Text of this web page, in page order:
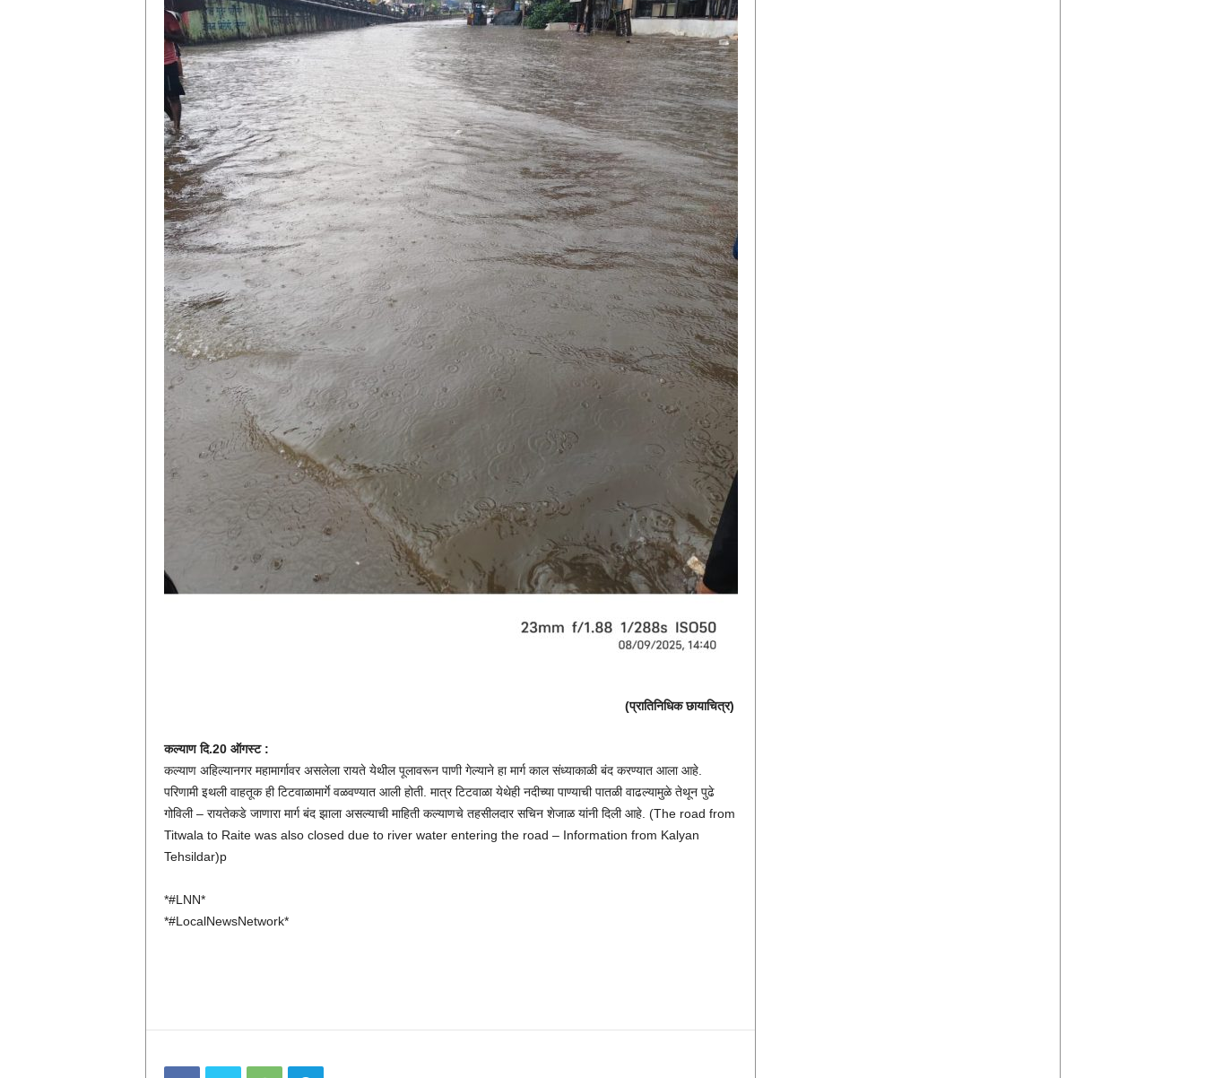
(प्रातिनिधिक छायाचित्र)
कल्याण दि.20 ऑगस्ट :
कल्याण अहिल्यानगर महामार्गावर असलेला रायते येथील पूलावरून पाणी गेल्याने हा मार्ग काल संध्याकाळी बंद करण्यात आला आहे.
परिणामी इथली वाहतूक ही टिटवाळामार्गे वळवण्यात आली होती. मात्र टिटवाळा येथेही नदीच्या पाण्याची पातळी वाढल्यामुळे तेथून पुढे
गोविली – रायतेकडे जाणारा मार्ग बंद झाला असल्याची माहिती कल्याणचे तहसीलदार सचिन शेजाळ यांनी दिली आहे. (The road from
Titwala to Raite was also closed due to river water entering the road – Information from Kalyan
Tehsildar)p
*#LNN*
*#LocalNewsNetwork*